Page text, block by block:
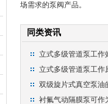
场需求的泵阀产品。
同类资讯
立式多级管道泵工作
立式多级管道泵工作
双级旋片式真空泵油
衬氟气动隔膜泵可作